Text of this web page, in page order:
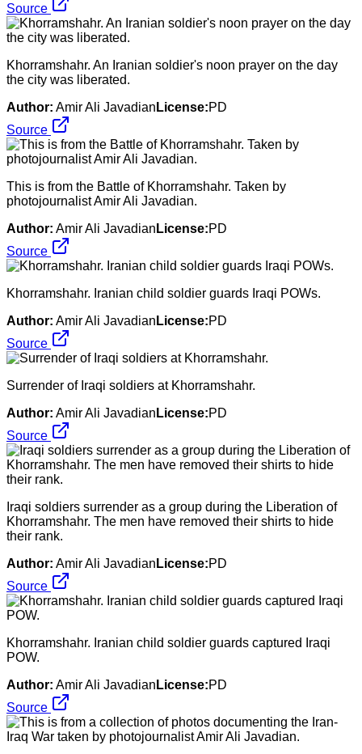
Source
Khorramshahr. An Iranian soldier's noon prayer on the day
the city was liberated.
Author: Amir Ali Javadian License:PD
Source
This is from the Battle of Khorramshahr. Taken by
photojournalist Amir Ali Javadian.
Author: Amir Ali Javadian License:PD
Source
Khorramshahr. Iranian child soldier guards Iraqi POWs.
Author: Amir Ali Javadian License:PD
Source
Surrender of Iraqi soldiers at Khorramshahr.
Author: Amir Ali Javadian License:PD
Source
Iraqi soldiers surrender as a group during the Liberation of
Khorramshahr. The men have removed their shirts to hide
their rank.
Author: Amir Ali Javadian License:PD
Source
Khorramshahr. Iranian child soldier guards captured Iraqi
POW.
Author: Amir Ali Javadian License:PD
Source